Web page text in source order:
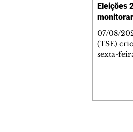
Eleições
07/08/
(TSE)
sexta-